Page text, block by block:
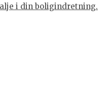
i din boligindretning.